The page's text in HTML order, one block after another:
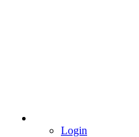
Login